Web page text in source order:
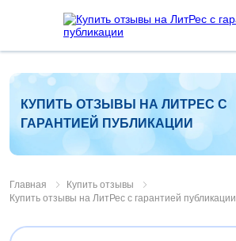
КУПИТЬ ОТЗЫВЫ НА ЛИТРЕС С
ГАРАНТИЕЙ ПУБЛИКАЦИИ
Главная
Купить отзывы
Купить отзывы на ЛитРес с гарантией публикации